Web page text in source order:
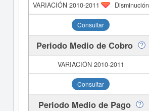
Disminución
Consultar
Periodo Medio de Cobro
Consultar
Periodo Medio de Pago